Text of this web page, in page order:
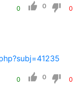
0 0 0
0 0 0